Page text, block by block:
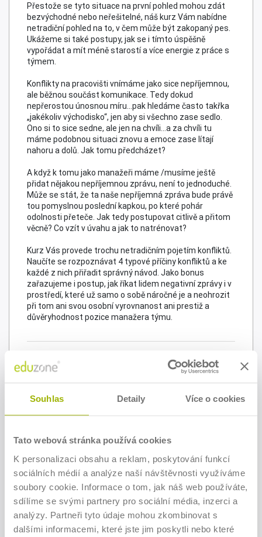
Souhlas Detaily Více o cookies
Tato webová stránka používá cookies
K personalizaci obsahu a reklam, poskytování funkcí
sociálních médií a analýze naší návštěvnosti využíváme
soubory cookie. Informace o tom, jak náš web používáte,
sdílíme se svými partnery pro sociální média, inzerci a
analýzy. Partneři tyto údaje mohou zkombinovat s
dalšími informacemi, které jste jim poskytli nebo které
Přestože se tyto situace na první pohled mohou zdát
bezvýchodné nebo neřešitelné, náš kurz Vám nabídne
netradiční pohled na to, v čem může být zakopaný pes.
Ukážeme si také postupy, jak se i tímto úspěšně
vypořádat a mít méně starostí a více energie z práce s
týmem.
Konflikty na pracovišti vnímáme jako sice nepříjemnou,
ale běžnou součást komunikace. Tedy dokud
nepřerostou únosnou míru…pak hledáme často takřka
„jakékoliv východisko“, jen aby si všechno zase sedlo.
Ono si to sice sedne, ale jen na chvíli…a za chvíli tu
máme podobnou situaci znovu a emoce zase lítají
nahoru a dolů. Jak tomu předcházet?
A když k tomu jako manažeři máme /musíme ještě
přidat nějakou nepříjemnou zprávu, není to jednoduché.
Může se stát, že ta naše nepříjemná zpráva bude právě
tou pomyslnou poslední kapkou, po které pohár
odolnosti přeteče. Jak tedy postupovat citlivě a přitom
věcně? Co vzít v úvahu a jak to natrénovat?
Kurz Vás provede trochu netradičním pojetím konfliktů.
Naučíte se rozpoznávat 4 typové příčiny konfliktů a ke
každé z nich přiřadit správný návod. Jako bonus
zařazujeme i postup, jak říkat lidem negativní zprávy i v
prostředí, které už samo o sobě náročné je a neohrozit
při tom ani svou osobní vyrovnanost ani prestiž a
důvěryhodnost pozice manažera týmu.
Kurz Vám podá pomocnou ruku k tomu, abyste se už
nemuseli cítit špatně, když potřebujete svým lidem říct
něco nepříjemného, a aby se u toho necítili špatně ani
vaši lidi. Naučíte se, jak postupovat, když nepříjemná
zpráva přeci jen vyústí v konflikt a jak modelovat emoční
nejméně.
Kurz poskytne vodítko pro klasifikaci konfliktů a typové
návody pro řešení jednotlivých typů konfliktů. Pochopíte
také, co přesně znamená emoční bezpečí týmu a jak jej
podpořit.
Komu je seminář určen